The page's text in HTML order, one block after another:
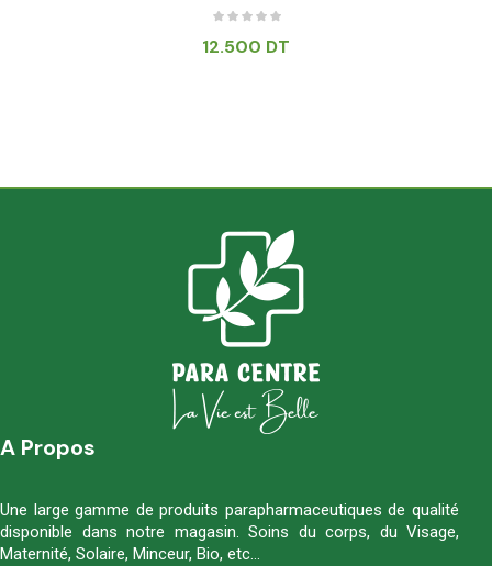
12.500 DT
A Propos
Une large gamme de produits parapharmaceutiques de qualité
disponible dans notre magasin. Soins du corps, du Visage,
Maternité, Solaire, Minceur, Bio, etc…